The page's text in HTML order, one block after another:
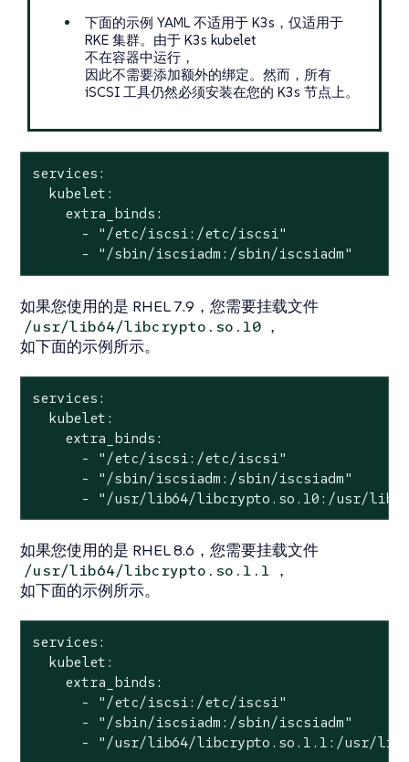
下面的示例 YAML 不适用于 K3s，仅适用于
RKE 集群。由于 K3s kubelet
不在容器中运行，
因此不需要添加额外的绑定。然而，所有
iSCSI 工具仍然必须安装在您的 K3s 节点上。
services:
  kubelet:
    extra_binds:
      - "/etc/iscsi:/etc/iscsi"
      - "/sbin/iscsiadm:/sbin/iscsiadm"
如果您使用的是 RHEL 7.9，您需要挂载文件
/usr/lib64/libcrypto.so.10 ，
如下面的示例所示。
services:
  kubelet:
    extra_binds:
      - "/etc/iscsi:/etc/iscsi"
      - "/sbin/iscsiadm:/sbin/iscsiadm"
- "/usr/lib64/libcrypto.so.10:/usr/lib/
如果您使用的是 RHEL 8.6，您需要挂载文件
/usr/lib64/libcrypto.so.1.1 ，
如下面的示例所示。
services:
  kubelet:
    extra_binds:
      - "/etc/iscsi:/etc/iscsi"
      - "/sbin/iscsiadm:/sbin/iscsiadm"
- "/usr/lib64/libcrypto.so.1.1:/usr/